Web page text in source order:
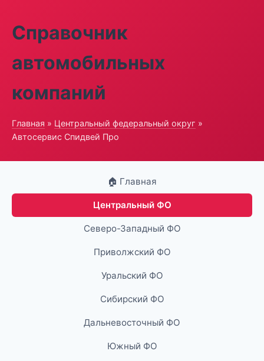
Справочник
автомобильных
компаний
Главная » Центральный федеральный округ »
Автосервис Спидвей Про
🏠 Главная
Центральный ФО
Северо-Западный ФО
Приволжский ФО
Уральский ФО
Сибирский ФО
Дальневосточный ФО
Южный ФО